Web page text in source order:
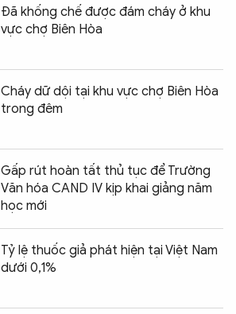
Đã khống chế được đám cháy ở khu
vực chợ Biên Hòa
Cháy dữ dội tại khu vực chợ Biên Hòa
trong đêm
Gấp rút hoàn tất thủ tục để Trường
Văn hóa CAND IV kịp khai giảng năm
học mới
Tỷ lệ thuốc giả phát hiện tại Việt Nam
dưới 0,1%